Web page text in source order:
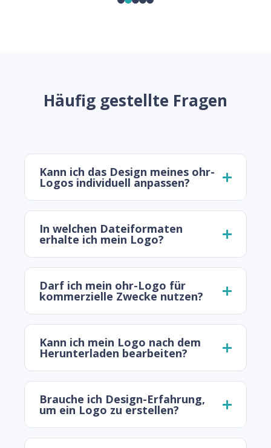
Häufig gestellte Fragen
Kann ich das Design meines ohr-
Logos individuell anpassen?
In welchen Dateiformaten
erhalte ich mein Logo?
Darf ich mein ohr-Logo für
kommerzielle Zwecke nutzen?
Kann ich mein Logo nach dem
Herunterladen bearbeiten?
Brauche ich Design-Erfahrung,
um ein Logo zu erstellen?